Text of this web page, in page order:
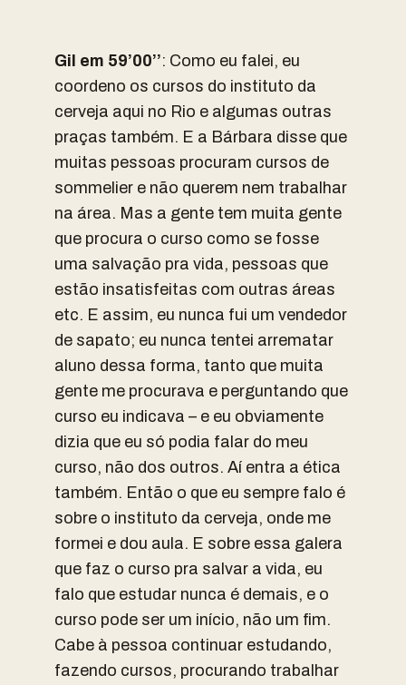
Gil em 59’00’’: Como eu falei, eu
coordeno os cursos do instituto da
cerveja aqui no Rio e algumas outras
praças também. E a Bárbara disse que
muitas pessoas procuram cursos de
sommelier e não querem nem trabalhar
na área. Mas a gente tem muita gente
que procura o curso como se fosse
uma salvação pra vida, pessoas que
estão insatisfeitas com outras áreas
etc. E assim, eu nunca fui um vendedor
de sapato; eu nunca tentei arrematar
aluno dessa forma, tanto que muita
gente me procurava e perguntando que
curso eu indicava – e eu obviamente
dizia que eu só podia falar do meu
curso, não dos outros. Aí entra a ética
também. Então o que eu sempre falo é
sobre o instituto da cerveja, onde me
formei e dou aula. E sobre essa galera
que faz o curso pra salvar a vida, eu
falo que estudar nunca é demais, e o
curso pode ser um início, não um fim.
Cabe à pessoa continuar estudando,
fazendo cursos, procurando trabalhar